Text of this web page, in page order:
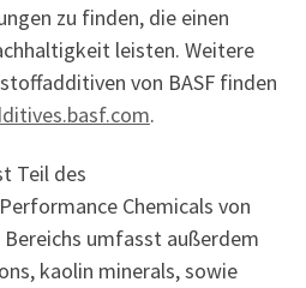
zu finden, die einen
leisten. Weitere
von BASF finden
.
Teil des
Chemicals von
umfasst außerdem
kaolin minerals, sowie